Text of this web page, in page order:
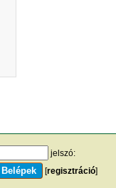
jelszó:
[regisztráció]